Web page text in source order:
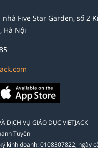
nhà Five Star Garden, số 2
Hà Nội
DỊCH VỤ GIÁO DỤC VIETJACK
Tuyền
kinh doanh: 0108307822, ngày